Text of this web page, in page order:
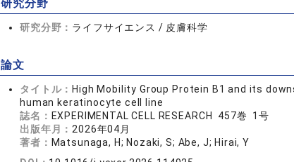
研究分野
研究分野： ライフサイエンス / 皮膚科学
論文
タイトル： High Mobility Group Protein B1 and its
human keratinocyte cell line
誌名： EXPERIMENTAL CELL RESEARCH 457巻 1号
出版年月： 2026年04月
著者： Matsunaga, H; Nozaki, S; Abe, J; Hirai, Y